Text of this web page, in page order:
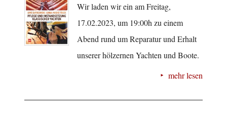
Wir laden wir ein am Freitag,
17.02.2023, um 19:00h zu einem
Abend rund um Reparatur und Erhalt
unserer hölzernen Yachten und Boote.
mehr lesen